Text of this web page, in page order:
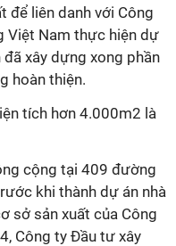
để liên danh với Công
Việt Nam thực hiện dự
xây dựng xong phần
hoàn thiện.
tích hơn 4.000m2 là
cộng tại 409 đường
khi thành dự án nhà
sở sản xuất của Công
Công ty Đầu tư xây